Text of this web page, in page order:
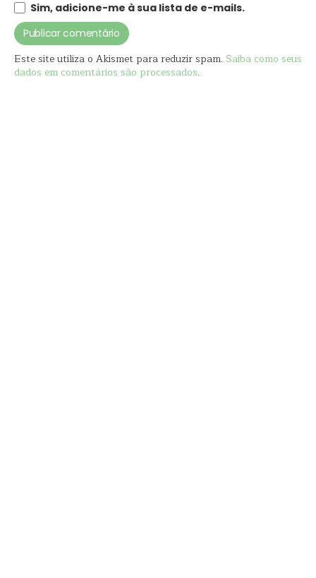
Sim, adicione-me à sua lista de e-mails.
Este site utiliza o Akismet para reduzir spam. Saiba como seus
dados em comentários são processados.